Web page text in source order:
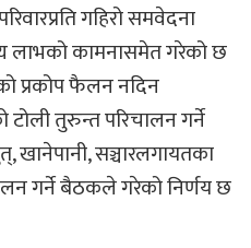
गहिरो समवेदना
लाभको कामनासमेत गरेको छ
प्रकोप फैलन नदिन
तुरुन्त परिचालन गर्ने
खानेपानी, सञ्चारलगायतका
गर्ने बैठकले गरेको निर्णय छ